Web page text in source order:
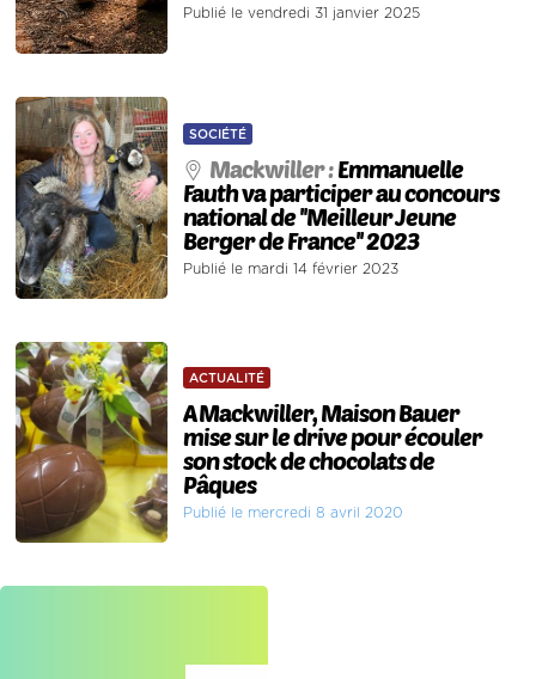
Publié le vendredi 31 janvier 2025
SOCIÉTÉ
Mackwiller :Emmanuelle
Fauth va participer au concours
national de ''Meilleur Jeune
Berger de France'' 2023
Publié le mardi 14 février 2023
ACTUALITÉ
A Mackwiller, Maison Bauer
mise sur le drive pour écouler
son stock de chocolats de
Pâques
Publié le mercredi 8 avril 2020